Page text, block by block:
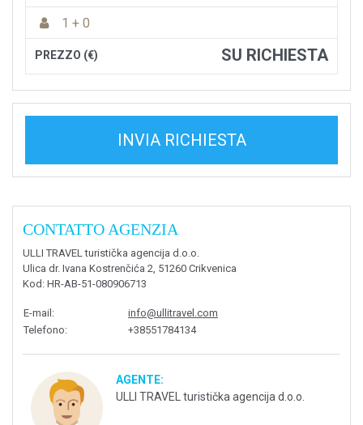
1 + 0
PREZZO (€) SU RICHIESTA
INVIA RICHIESTA
CONTATTO AGENZIA
ULLI TRAVEL turistička agencija d.o.o.
Ulica dr. Ivana Kostrenčića 2, 51260 Crikvenica
Kod : HR-AB-51-080906713
E-mail :
info@ullitravel.com
Telefono: +38551784134
AGENTE:
ULLI TRAVEL turistička agencija d.o.o.